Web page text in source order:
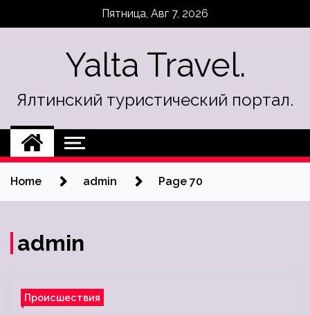
Пятница, Авг 7, 2026
Yalta Travel.
Ялтинский туристический портал.
Home admin Page 70
admin
Происшествия